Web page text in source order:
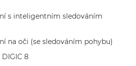
s inteligentním sledováním
na oči (se sledováním pohybu)
8